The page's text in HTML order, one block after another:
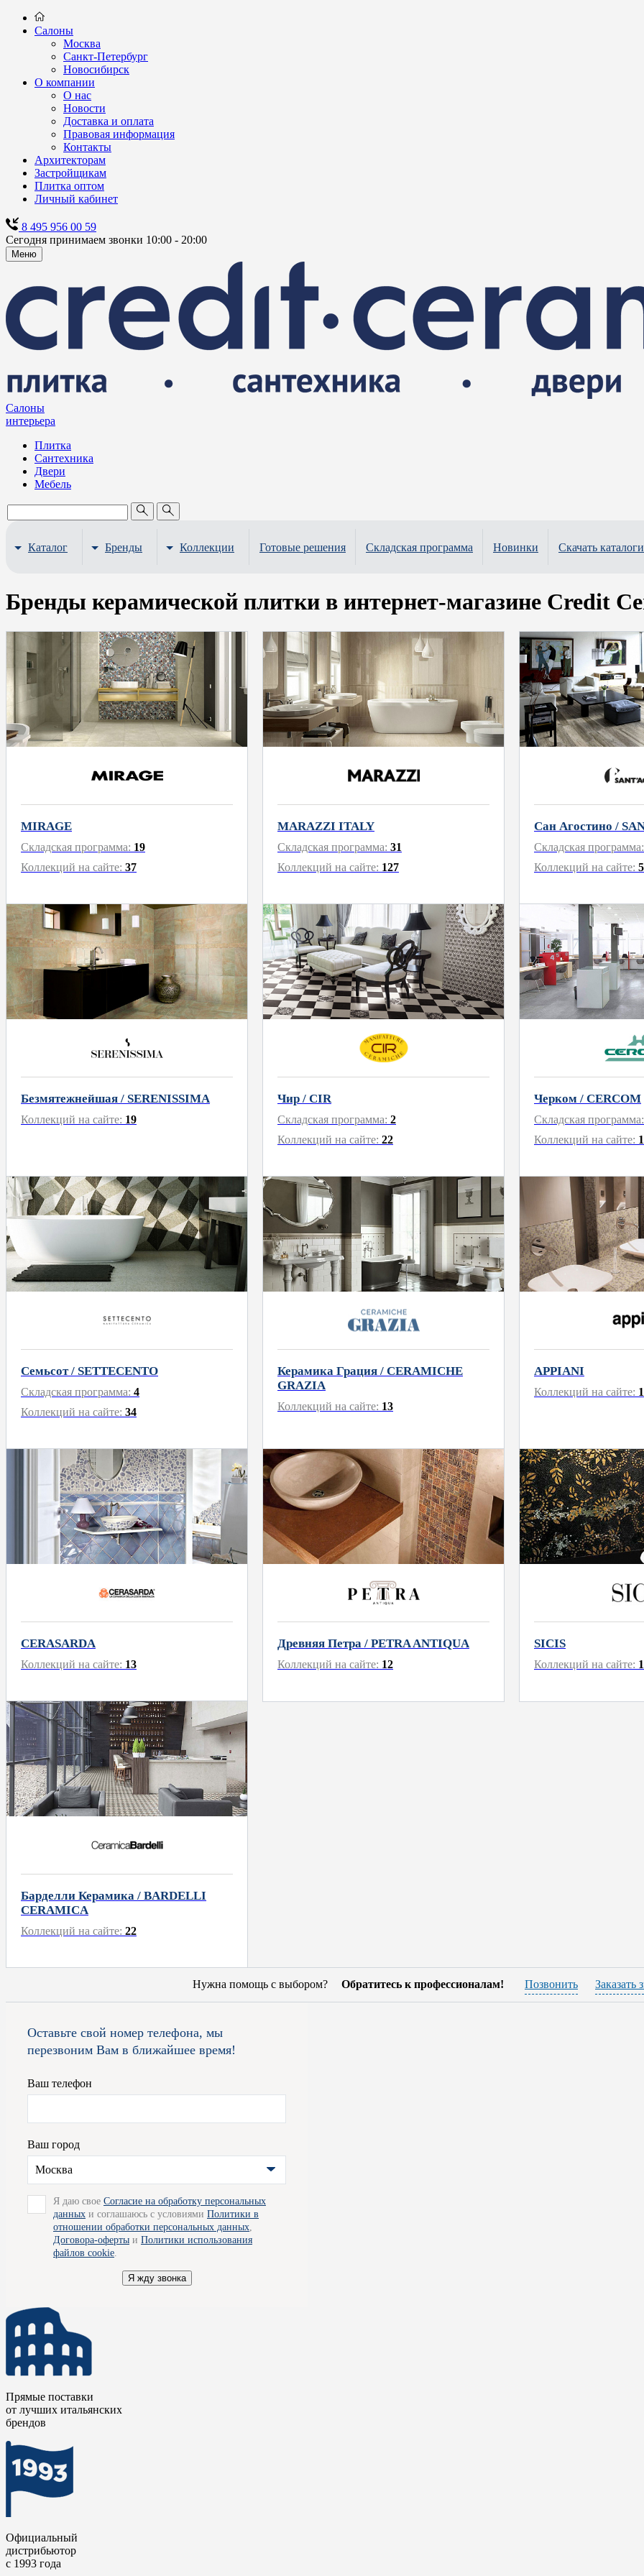
Салоны
Москва
Санкт-Петербург
Новосибирск
О компании
О нас
Новости
Доставка и оплата
Правовая информация
Контакты
Архитекторам
Застройщикам
Плитка оптом
Личный кабинет
8 495 956 00 59
Сегодня принимаем звонки 10:00 - 20:00
Меню
Салоны
интерьера
Плитка
Сантехника
Двери
Мебель
Каталог Бренды Коллекции Готовые решения Складская программа Новинки Скачать каталоги
Бренды керамической плитки в интернет-магазине Credit
MIRAGE
Складская программа: 19
Коллекций на сайте: 37
MARAZZI ITALY
Складская программа: 31
Коллекций на сайте: 127
Сан Агостино /
Складская
Коллекций на сайте:
Безмятежнейшая / SERENISSIMA
Коллекций на сайте: 19
Чир / CIR
Складская программа: 2
Коллекций на сайте: 22
Черком / CERCOM
Складская
Коллекций на сайте:
Семьсот / SETTECENTO
Складская программа: 4
Коллекций на сайте: 34
Керамика Грация / CERAMICHE
GRAZIA
Коллекций на сайте: 13
APPIANI
Коллекций на сайте:
CERASARDA
Коллекций на сайте: 13
Древняя Петра / PETRA ANTIQUA
Коллекций на сайте: 12
SICIS
Коллекций на сайте:
Барделли Керамика / BARDELLI
CERAMICA
Коллекций на сайте: 22
Нужна помощь с выбором? Обратитесь к профессионалам! Позвонить Заказать
Оставьте свой номер телефона, мы
перезвоним Вам в ближайшее время!
Ваш телефон
Ваш город
Москва
Я даю свое Согласие на обработку персональных
данных и соглашаюсь с условиями Политики в
отношении обработки персональных данных
Договора-оферты и Политики использования
файлов cookie
Я жду звонка
Прямые поставки
от лучших итальянских
брендов
Официальный
дистрибьютор
с 1993 года